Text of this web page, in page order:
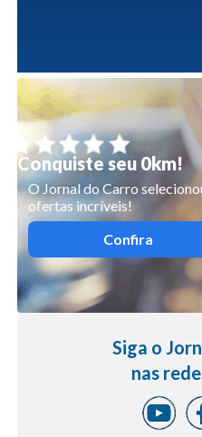
Conquiste seu 0km!
O Jornal do Carro
ofertas incríveis!
Confira
Siga o
nas